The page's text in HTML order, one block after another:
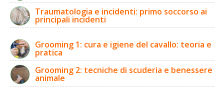
Traumatologia e incidenti: primo soccorso ai
principali incidenti
Grooming 1: cura e igiene del cavallo: teoria e
pratica
Grooming 2: tecniche di scuderia e benessere
animale